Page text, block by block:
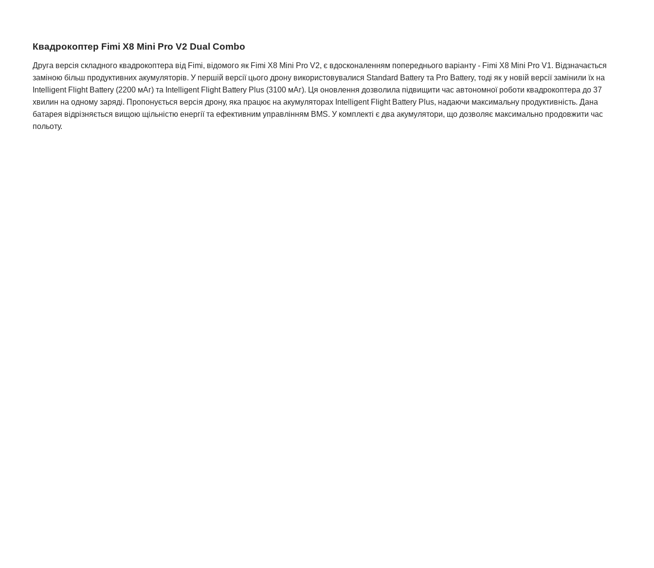
Квадрокоптер Fimi X8 Mini Pro V2 Dual Combo
Друга версія складного квадрокоптера від Fimi, відомого як Fimi X8 Mini Pro V2, є вдосконаленням попереднього варіанту - Fimi X8 Mini Pro V1. Відзначається
заміною більш продуктивних акумуляторів. У першій версії цього дрону використовувалися Standard Battery та Pro Battery, тоді як у новій версії замінили їх на
Intelligent Flight Battery (2200 мАг) та Intelligent Flight Battery Plus (3100 мАг). Ця оновлення дозволила підвищити час автономної роботи квадрокоптера до 37
хвилин на одному заряді. Пропонується версія дрону, яка працює на акумуляторах Intelligent Flight Battery Plus, надаючи максимальну продуктивність. Дана
батарея відрізняється вищою щільністю енергії та ефективним управлінням BMS. У комплекті є два акумулятори, що дозволяє максимально продовжити час
польоту.